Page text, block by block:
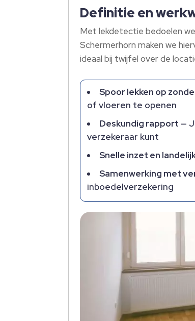
Definitie en
Met lekdetectie bedoelen
Schermerhorn maken we
ideaal bij twijfel over de
Spoor lekken op
of vloeren te openen
Deskundig rapport —
verzekeraar kunt
Snelle inzet en
Samenwerking met
inboedelverzekering